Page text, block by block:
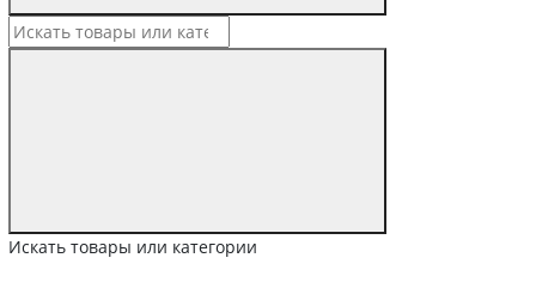
Искать товары или категории